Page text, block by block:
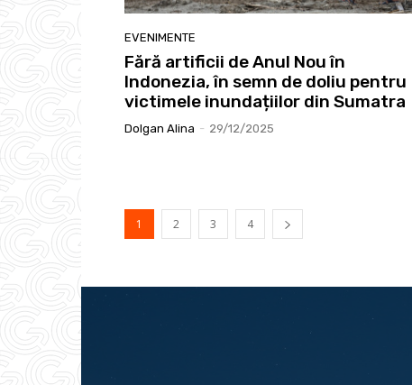
EVENIMENTE
Fără artificii de Anul Nou în
Indonezia, în semn de doliu pentru
victimele inundațiilor din Sumatra
Dolgan Alina - 29/12/2025
1 2 3 4